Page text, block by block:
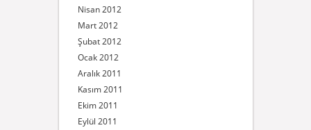
Nisan 2012
Mart 2012
Şubat 2012
Ocak 2012
Aralık 2011
Kasım 2011
Ekim 2011
Eylül 2011